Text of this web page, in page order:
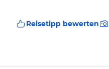
Reisetipp bewerten